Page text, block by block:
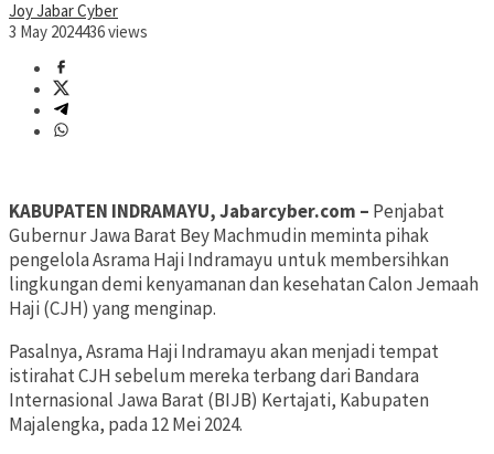
Joy Jabar Cyber
3 May 2024436 views
KABUPATEN INDRAMAYU, Jabarcyber.com – Penjabat
Gubernur Jawa Barat Bey Machmudin meminta pihak
pengelola Asrama Haji Indramayu untuk membersihkan
lingkungan demi kenyamanan dan kesehatan Calon Jemaah
Haji (CJH) yang menginap.
Pasalnya, Asrama Haji Indramayu akan menjadi tempat
istirahat CJH sebelum mereka terbang dari Bandara
Internasional Jawa Barat (BIJB) Kertajati, Kabupaten
Majalengka, pada 12 Mei 2024.